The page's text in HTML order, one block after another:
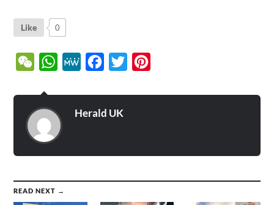
Like 0
WeChatWhatsApp
MeWe Facebook
Twitter
Herald UK
READ NEXT →